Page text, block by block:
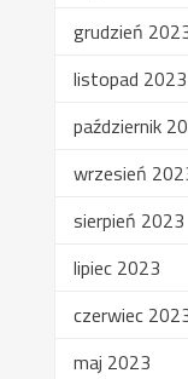
grudzień
listopad 2023
październik
wrzesień
sierpień 2023
lipiec 2023
czerwiec
maj 2023